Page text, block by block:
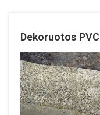
Dekoruotos